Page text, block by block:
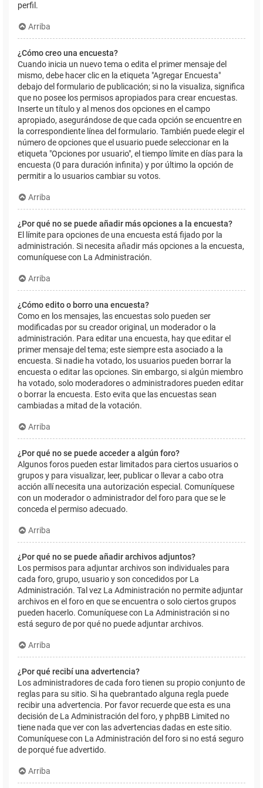
perfil.
Arriba
¿Cómo creo una encuesta?
Cuando inicia un nuevo tema o edita el primer mensaje del
mismo, debe hacer clic en la etiqueta "Agregar Encuesta"
debajo del formulario de publicación; si no la visualiza, significa
que no posee los permisos apropiados para crear encuestas.
Inserte un título y al menos dos opciones en el campo
apropiado, asegurándose de que cada opción se encuentre en
la correspondiente línea del formulario. También puede elegir el
número de opciones que el usuario puede seleccionar en la
etiqueta "Opciones por usuario", el tiempo límite en días para la
encuesta (0 para duración infinita) y por último la opción de
permitir a lo usuarios cambiar su votos.
Arriba
¿Por qué no se puede añadir más opciones a la encuesta?
El límite para opciones de una encuesta está fijado por la
administración. Si necesita añadir más opciones a la encuesta,
comuníquese con La Administración.
Arriba
¿Cómo edito o borro una encuesta?
Como en los mensajes, las encuestas solo pueden ser
modificadas por su creador original, un moderador o la
administración. Para editar una encuesta, hay que editar el
primer mensaje del tema; este siempre esta asociado a la
encuesta. Si nadie ha votado, los usuarios pueden borrar la
encuesta o editar las opciones. Sin embargo, si algún miembro
ha votado, solo moderadores o administradores pueden editar
o borrar la encuesta. Esto evita que las encuestas sean
cambiadas a mitad de la votación.
Arriba
¿Por qué no se puede acceder a algún foro?
Algunos foros pueden estar limitados para ciertos usuarios o
grupos y para visualizar, leer, publicar o llevar a cabo otra
acción allí necesita una autorización especial. Comuníquese
con un moderador o administrador del foro para que se le
conceda el permiso adecuado.
Arriba
¿Por qué no se puede añadir archivos adjuntos?
Los permisos para adjuntar archivos son individuales para
cada foro, grupo, usuario y son concedidos por La
Administración. Tal vez La Administración no permite adjuntar
archivos en el foro en que se encuentra o solo ciertos grupos
pueden hacerlo. Comuníquese con La Administración si no
está seguro de por qué no puede adjuntar archivos.
Arriba
¿Por qué recibí una advertencia?
Los administradores de cada foro tienen su propio conjunto de
reglas para su sitio. Si ha quebrantado alguna regla puede
recibir una advertencia. Por favor recuerde que esta es una
decisión de La Administración del foro, y phpBB Limited no
tiene nada que ver con las advertencias dadas en este sitio.
Comuníquese con La Administración del foro si no está seguro
de porqué fue advertido.
Arriba